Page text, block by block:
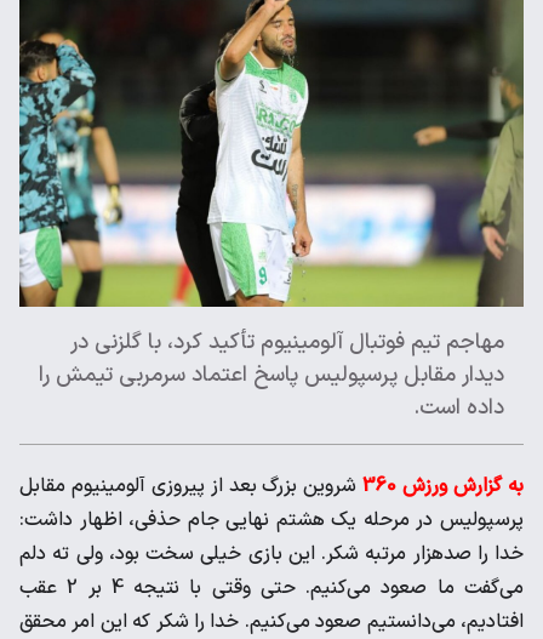
مهاجم تیم فوتبال آلومینیوم تأکید کرد، با گلزنی در
دیدار مقابل پرسپولیس پاسخ اعتماد سرمربی تیمش را
داده است.
به گزارش ورزش 360
شروین بزرگ بعد از پیروزی آلومینیوم مقابل
پرسپولیس در مرحله یک هشتم نهایی جام حذفی، اظهار داشت:
خدا را صدهزار مرتبه شکر. این بازی خیلی سخت بود، ولی ته دلم
می‌گفت ما صعود می‌کنیم. حتی وقتی با نتیجه 4 بر 2 عقب
افتادیم، می‌دانستیم صعود می‌کنیم. خدا را شکر که این امر محقق